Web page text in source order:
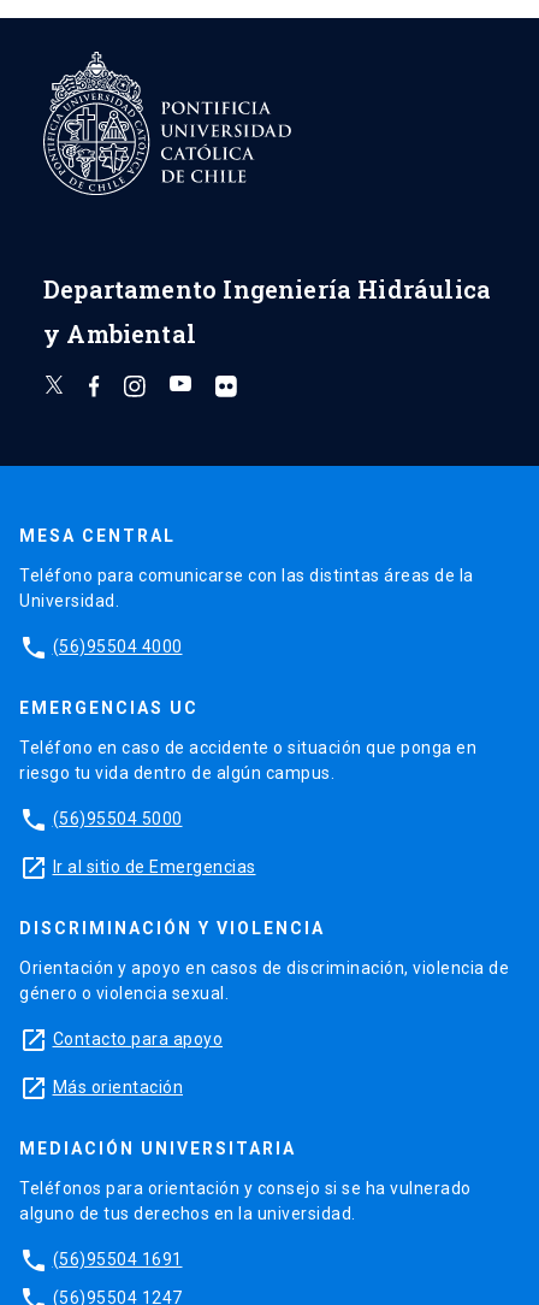
Departamento Ingeniería Hidráulica
y Ambiental
MESA CENTRAL
Teléfono para comunicarse con las distintas áreas de la
Universidad.
phone (56)95504 4000
EMERGENCIAS UC
Teléfono en caso de accidente o situación que ponga en
riesgo tu vida dentro de algún campus.
phone (56)95504 5000
launch Ir al sitio de Emergencias
DISCRIMINACIÓN Y VIOLENCIA
Orientación y apoyo en casos de discriminación, violencia de
género o violencia sexual.
launch Contacto para apoyo
launch Más orientación
MEDIACIÓN UNIVERSITARIA
Teléfonos para orientación y consejo si se ha vulnerado
alguno de tus derechos en la universidad.
phone (56)95504 1691
phone (56)95504 1247